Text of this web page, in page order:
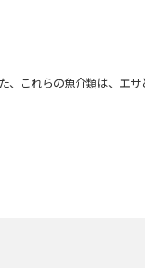
これらの魚介類は、エサ